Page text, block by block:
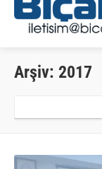
Arşiv: 2017